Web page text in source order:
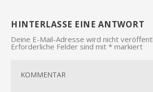
HINTERLASSE EINE ANTWORT
Deine E-Mail-Adresse wird nicht
Erforderliche Felder sind mit* markiert